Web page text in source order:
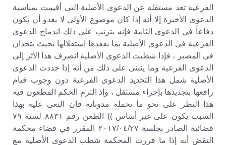
الفرعية تعد مستقلة عن الدعوى الأصلية التى أقيمت بمناسبة
الدعوى الأخيرة إلا أنه إذا كان موضوع الأولى لا يعدو أن يكون
دفاعاً في الدعوى الثانية فإنه يترتب على ذلك اندماج الدعوى
الفرعية في الدعوى الأصلية بما يفقدها استقلالها بحيث يتحدان
في المصير ، فإذا شطبت الدعوى الأصلية انصرف هذا الأثر إلى
الدعوى الفرعية وما ينبنى على ذلك من أنه إذا جددت الدعوى
الأصلية شمل هذا التجديد الدعوى الفرعية دون وجوب قيام
رافعها بتجديدها بإجراء مستقل ، وإذ التزم الحكم المطعون فيه
هذا النظر على نحو ما تحمله مدوناته فإن النعى عليه بهذا
السبب يكون على غير أساس )) الطعن رقم ٨٨٣١ لسنة ٧٩
قضائية الصادر بجلسة ٢٠١٧/٠٤/٢٧ المقرر في قضاء محكمة
النقض أنه إذا ما قررت المحكمة شطب الدعوى الأصلية مع